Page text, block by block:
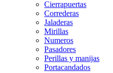
Cierrapuertas
Correderas
Jaladeras
Mirillas
Numeros
Pasadores
Perillas y manijas
Portacandados